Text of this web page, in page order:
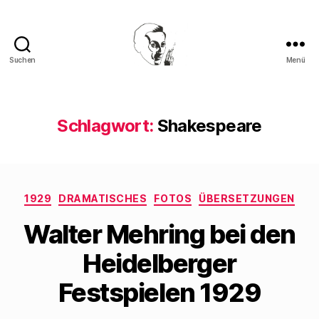
Suchen Menü
Schlagwort: Shakespeare
Kategorien
1929 DRAMATISCHES FOTOS ÜBERSETZUNGEN
Walter Mehring bei den
Heidelberger
Festspielen 1929